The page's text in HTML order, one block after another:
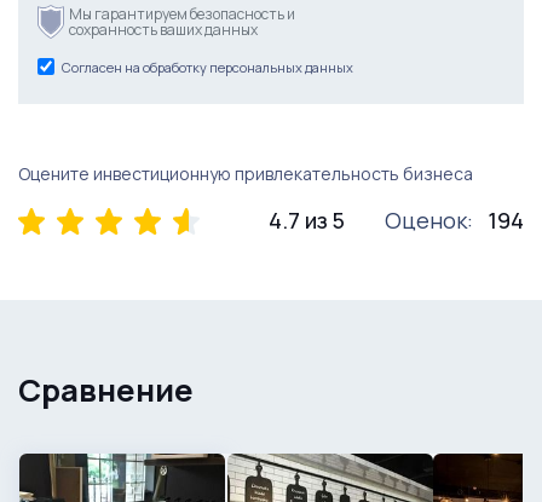
Мы гарантируем безопасность и
сохранность ваших данных
Согласен на обработку персональных данных
Оцените инвестиционную привлекательность бизнеса
4.7 из 5 Оценок: 194
Сравнение